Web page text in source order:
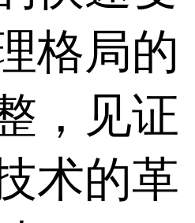
格局的
，见证
术的革